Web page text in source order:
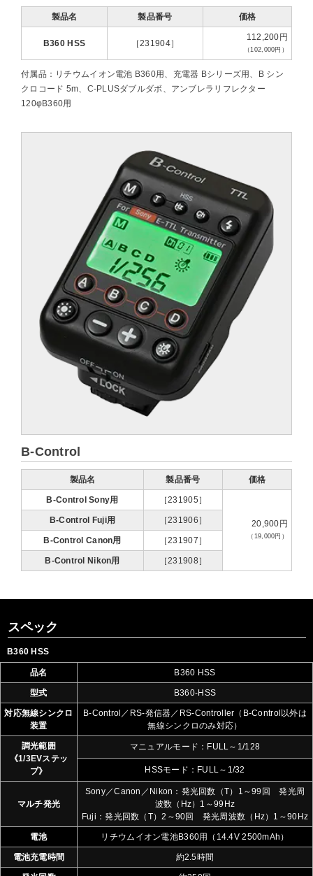
製品名 製品番号 価格
B360 HSS ［231904］
112,200円
（102,000円）
付属品：リチウムイオン電池 B360用、充電器 Bシリーズ用、B シン
クロコード 5m、C-PLUSダブルダボ、アンブレラリフレクター
120φB360用
B-Control
製品名 製品番号 価格
B-Control Sony用 ［231905］
20,900円
（19,000円）
B-Control Fuji用 ［231906］
B-Control Canon用 ［231907］
B-Control Nikon用 ［231908］
スペック
B360 HSS
品名 B360 HSS
型式 B360-HSS
対応無線シンクロ
装置
B-Control／RS-発信器／RS-Controller（B-Control以外は
無線シンクロのみ対応）
調光範囲
《1/3EVステッ
プ》
マニュアルモード：FULL～1/128
HSSモード：FULL～1/32
マルチ発光
Sony／Canon／Nikon：発光回数（T）1～99回 発光周
波数（Hz）1～99Hz
Fuji：発光回数（T）2～90回 発光周波数（Hz）1～90Hz
電池 リチウムイオン電池B360用（14.4V 2500mAh）
電池充電時間 約2.5時間